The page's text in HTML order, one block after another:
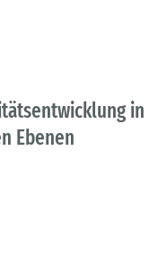
in
Ebenen